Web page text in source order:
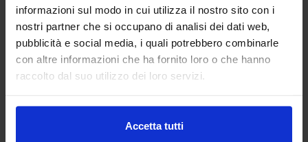
informazioni sul modo in cui utilizza il nostro sito con i
nostri partner che si occupano di analisi dei dati web,
pubblicità e social media, i quali potrebbero combinarle
con altre informazioni che ha fornito loro o che hanno
raccolto dal suo utilizzo dei loro servizi.
Accetta tutti
Dal 2005, AL. EA è un punto di riferimento nell'industria
manifatturiera industriale, offrendo servizi di terze parti
progettati per soddisfare le esigenze delle aziende
moderne. Con una f...
Padiglione: Pad. 26 Stand:B57